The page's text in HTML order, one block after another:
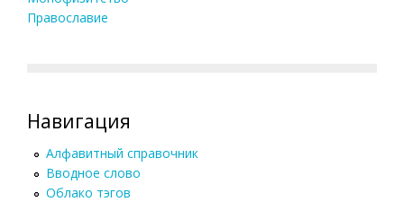
Православие
Навигация
Алфавитный справочник
Вводное слово
Облако тэгов